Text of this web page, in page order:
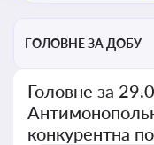
ГОЛОВНЕ ЗА ДОБУ
Головне за
конкурентна